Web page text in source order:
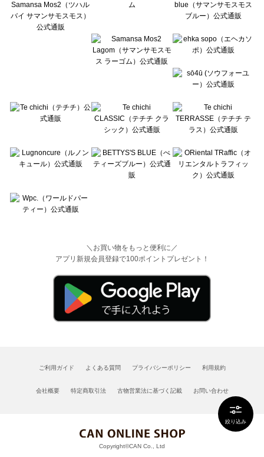
絞り込み
BETTY'S BLUE（べティーズブルー）のアウター一覧
Wpc.（ワールドパーティー）のアウター一覧
＼お買い物をもっと便利に／
アプリ新規会員登録で100ポイントプレゼント！
ご利用ガイド よくある質問 プライバシーポリシー 利用規約
会社概要 特定商取引法 古物営業法に基づく記載 お問い合わせ
Copyright©CAN Co., Ltd